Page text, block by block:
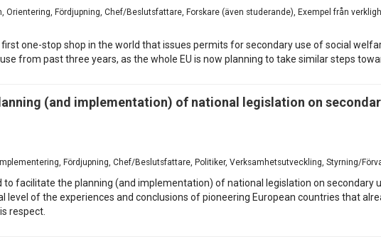
Orientering, Fördjupning, Chef/Beslutsfattare, Forskare (även studerande), Exempel från
one-stop shop in the world that issues permits for secondary use of social
from past three years, as the whole EU is now planning to take similar steps
(and implementation) of national legislation on
Fördjupning, Chef/Beslutsfattare, Politiker, Verksamhetsutveckling, Styrning/
facilitate the planning (and implementation) of national legislation on secondary
of the experiences and conclusions of pioneering European countries that
respect.